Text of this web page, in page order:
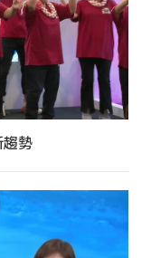
勢